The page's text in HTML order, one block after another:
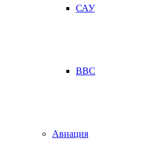
САУ
ВВС
Авиация